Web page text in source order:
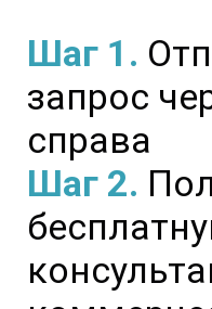
Шаг 1.
запрос
справа
Шаг 2.